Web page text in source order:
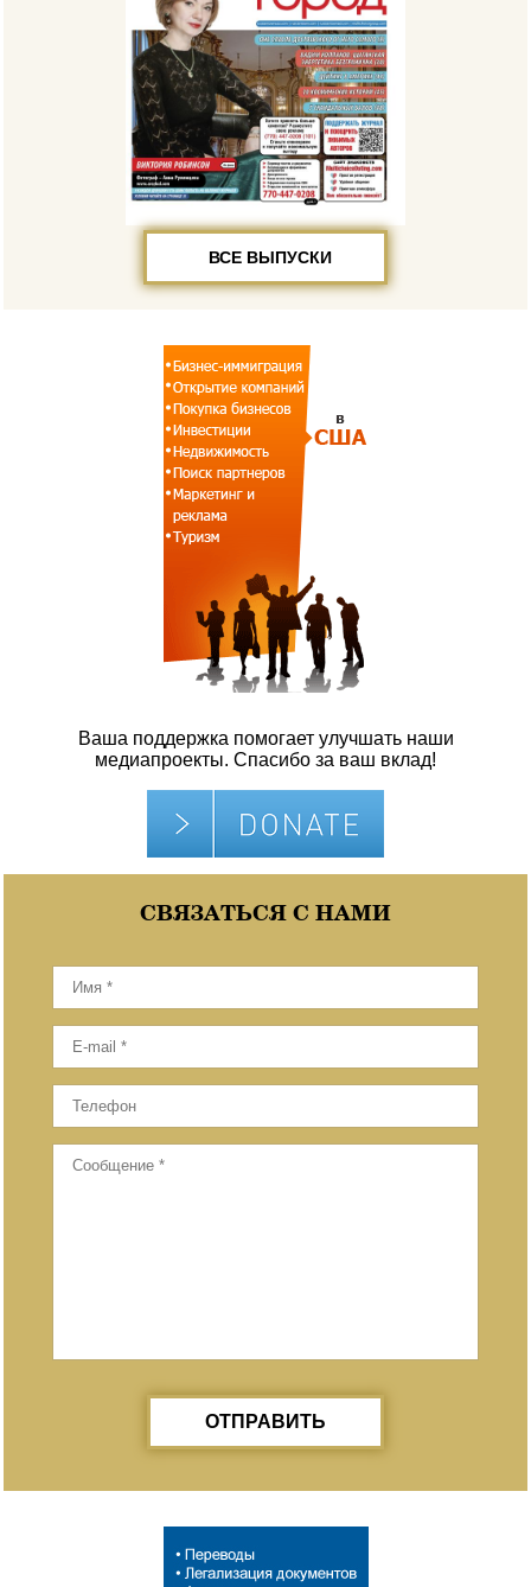
ВСЕ ВЫПУСКИ
Ваша поддержка помогает улучшать наши
медиапроекты. Спасибо за ваш вклад!
СВЯЗАТЬСЯ С НАМИ
ОТПРАВИТЬ